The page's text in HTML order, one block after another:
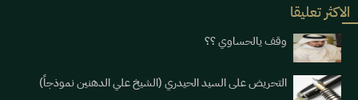
الاكثر تعليقا
وقف يالحساوي ؟؟
التحريض على السيد الحيدري (الشيخ علي الدهنين نموذجاً)